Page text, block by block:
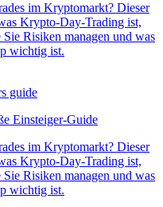
im Kryptomarkt? Dieser
Krypto-Day-Trading ist,
Risiken managen und was
wichtig ist.
Einsteiger-Guide
im Kryptomarkt? Dieser
Krypto-Day-Trading ist,
Risiken managen und was
wichtig ist.